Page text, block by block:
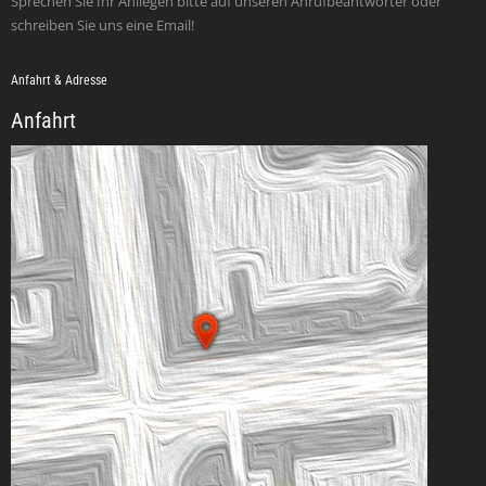
schreiben Sie uns eine Email!
Anfahrt & Adresse
Anfahrt